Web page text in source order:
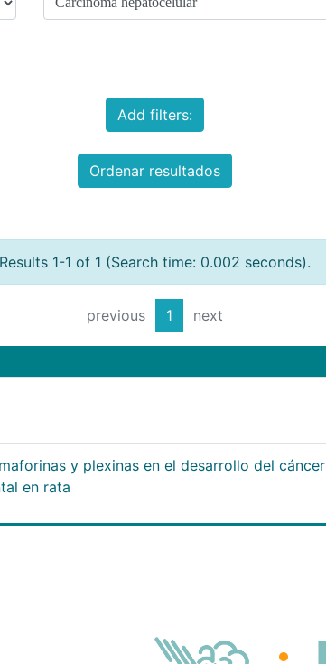
Add filters:
Ordenar resultados
Results 1-1 of 1 (Search time: 0.002 seconds).
previous 1 next
y plexinas en el desarrollo del cáncer
en rata